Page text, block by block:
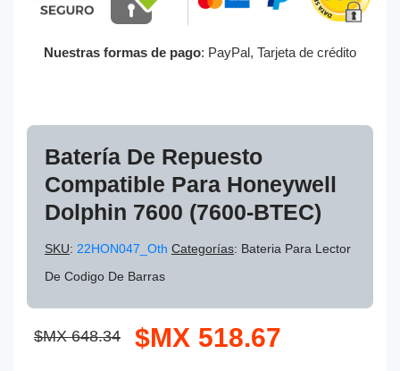
Nuestras formas de pago: PayPal, Tarjeta de crédito
Batería De Repuesto
Compatible Para Honeywell
Dolphin 7600 (7600-BTEC)
SKU: 22HON047_Oth Categorías: Bateria Para Lector
De Codigo De Barras
$MX 648.34 $MX 518.67